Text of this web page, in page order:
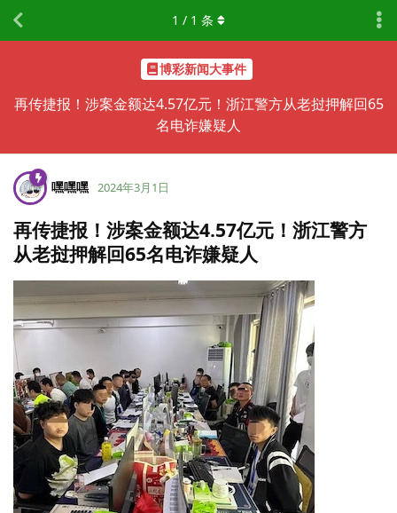
博彩新闻大事件
再传捷报！涉案金额达4.57亿元！浙江警方从老挝押解回65
名电诈嫌疑人
1 / 1 条
嘿嘿嘿 2024年3月1日
再传捷报！涉案金额达4.57亿元！浙江警方
从老挝押解回65名电诈嫌疑人